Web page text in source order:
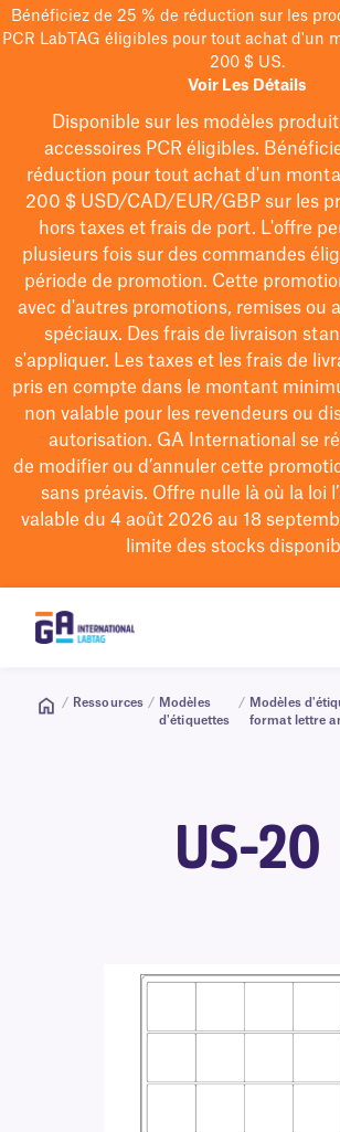
Bénéficiez de 25 % de réduction sur les
PCR LabTAG éligibles pour tout achat d'un
200 $ US.
Voir Les Détails
Disponible sur les modèles
accessoires PCR éligibles.
réduction pour tout achat d'un
200 $USD/CAD/EUR/GBPsur les
hors taxes et frais de port. L'offre
plusieurs fois sur des commandes
période de promotion. Cette
avec d'autres promotions, remises ou
spéciaux. Des frais de livraison
s'appliquer. Les taxes et les frais de
pris en compte dans le montant
non valable pour les revendeurs ou
autorisation. GA International se
de modifierou d’annuler cette
sans préavis. Offre nulle là où la loi
valable du 4 août 2026 au 18
limite des stocks
/ Ressources / Modèles
d'étiquettes
/ Modèles
format lettre
US-20